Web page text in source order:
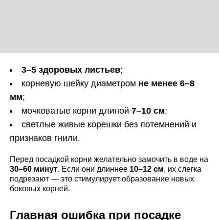
3–5 здоровых листьев;
корневую шейку диаметром не менее 6–8
мм;
мочковатые корни длиной 7–10 см;
светлые живые корешки без потемнений и
признаков гнили.
Перед посадкой корни желательно замочить в воде на
30–60 минут. Если они длиннее 10–12 см, их слегка
подрезают — это стимулирует образование новых
боковых корней.
Главная ошибка при посадке